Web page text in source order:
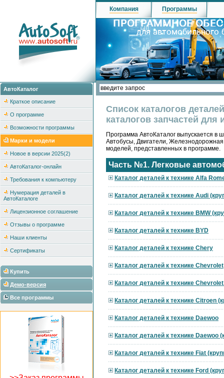
АвтоКаталог
Краткое описание
О программе
Возможности программы
Марки и модели
Новое в версии 2025(2)
АвтоКаталог-онлайн
Требования к компьютеру
Нумерация деталей в
АвтоКаталоге
Лицензионное соглашение
Отзывы о программе
Наши клиенты
Сертификаты
Купить
Демо-версия
Все программы
Компания Программы
Список каталогов
каталогов запчастей для
Программа АвтоКаталог выпускается в
Автобусы, Двигатели,
моделей, представленных в программе.
Часть №1. Легковые
Каталог деталей к технике Alfa
Каталог деталей к технике Audi
Каталог деталей к технике BMW
Каталог деталей к технике BYD
Каталог деталей к технике Chery
Каталог деталей к технике Chevrolet
Каталог деталей к технике
Каталог деталей к технике Citroen
Каталог деталей к технике Daewoo
Каталог деталей к технике Daewoo
Каталог деталей к технике Fiat
Каталог деталей к технике Ford